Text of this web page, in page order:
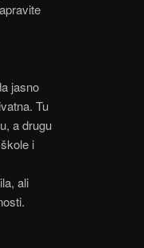
jasno
Tu
a drugu
i
ali